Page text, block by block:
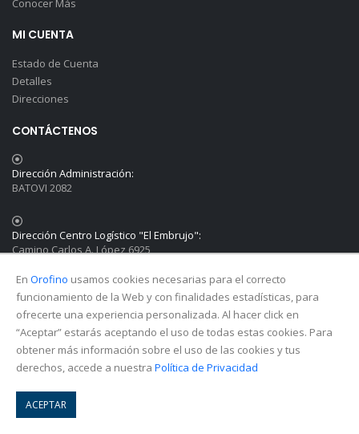
Conocer Más
MI CUENTA
Estado de Cuenta
Detalles
Direcciones
CONTÁCTENOS
Dirección Administración:
BATOVI 2082
Dirección Centro Logístico "El Embrujo":
Camino Carlos A. López 6925
Teléfono:
(+598) 2929.0814
Email:
info@orofino.com.uy
SÍGANOS
En Orofino usamos cookies necesarias para el correcto
funcionamiento de la Web y con finalidades estadísticas, para
ofrecerte una experiencia personalizada. Al hacer click en
“Aceptar” estarás aceptando el uso de todas estas cookies. Para
obtener más información sobre el uso de las cookies y tus
derechos, accede a nuestra Política de Privacidad
ACEPTAR